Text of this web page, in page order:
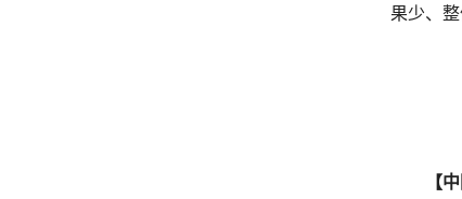
果少、
【